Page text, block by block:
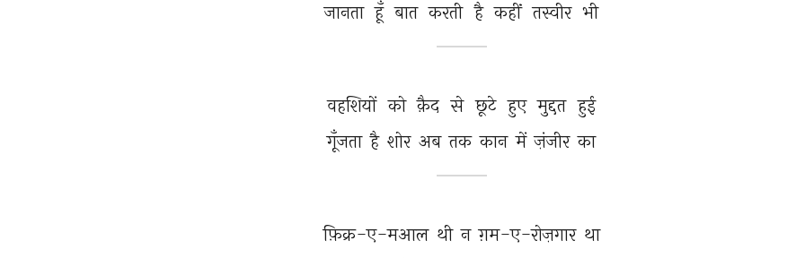
जानता हूँ बात करती है कहीं तस्वीर भी
वहशियों को क़ैद से छूटे हुए मुद्दत हुई
गूँजता है शोर अब तक कान में ज़ंजीर का
फ़िक्र-ए-मआल थी न ग़म-ए-रोज़गार था